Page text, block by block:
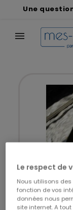
Une
Le respect de
Nous utilisons
fonction de vos
données nous
site internet. A